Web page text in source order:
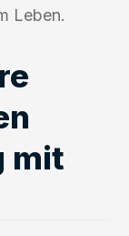
Leben.
mit